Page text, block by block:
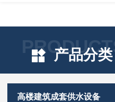
PRODUCTS
产品分类
高楼建筑成套供水设备